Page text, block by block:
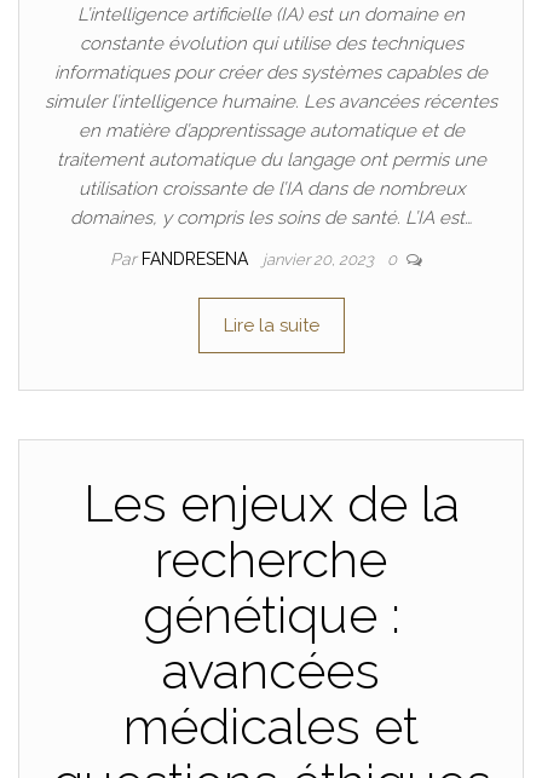
L’intelligence artificielle (IA) est un domaine en
constante évolution qui utilise des techniques
informatiques pour créer des systèmes capables de
simuler l’intelligence humaine. Les avancées récentes
en matière d’apprentissage automatique et de
traitement automatique du langage ont permis une
utilisation croissante de l’IA dans de nombreux
domaines, y compris les soins de santé. L’IA est…
Par FANDRESENA janvier 20, 2023 0
Lire la suite
Les enjeux de la
recherche
génétique :
avancées
médicales et